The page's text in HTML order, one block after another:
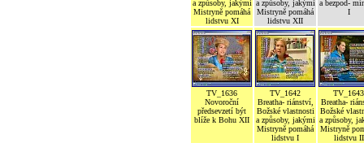
a způsoby, jakými
Mistryně pomáhá
lidstvu XI
a způsoby, jakými
Mistryně pomáhá
lidstvu XII
a bezpod-
I
TV_1636
Novoroční
předsevzetí být
blíže k Bohu XII
TV_1642
Breatha- riánství,
Božské vlastnosti
a způsoby, jakými
Mistryně pomáhá
lidstvu I
TV_1643
Breatha-
Božské
a způsoby,
Mistryně
lidstvu II